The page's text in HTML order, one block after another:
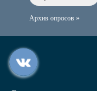
Архив опросов »